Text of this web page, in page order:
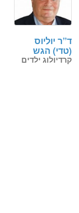
ד”ר יוליוס
(טדי) הגש
קרדיולוג ילדים